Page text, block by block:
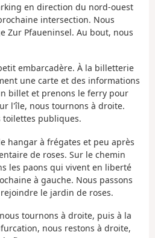
en direction du nord-ouest
intersection. Nous
Zur Pfaueninsel. Au bout, nous
embarcadère. À la billetterie
une carte et des informations
billet et prenons le ferry pour
l'île, nous tournons à droite.
toilettes publiques.
hangar à frégates et peu après
de roses. Sur le chemin
les paons qui vivent en liberté
à gauche. Nous passons
le jardin de roses.
tournons à droite, puis à la
nous restons à droite,